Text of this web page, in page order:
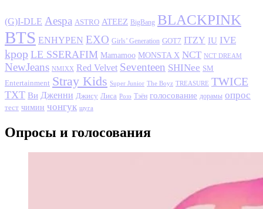
(G)I-DLE Aespa ASTRO ATEEZ BigBang BLACKPINK
BTS ENHYPEN EXO Girls’ Generation GOT7 ITZY IU IVE
kpop LE SSERAFIM Mamamoo MONSTA X NCT NCT DREAM
NewJeans NMIXX Red Velvet Seventeen SHINee SM
Entertainment Stray Kids Super Junior The Boyz TREASURE TWICE
TXT Ви Дженни Джису Лиса Розэ Тэён голосование дорамы опрос
тест чимин чонгук шуга
Опросы и голосования